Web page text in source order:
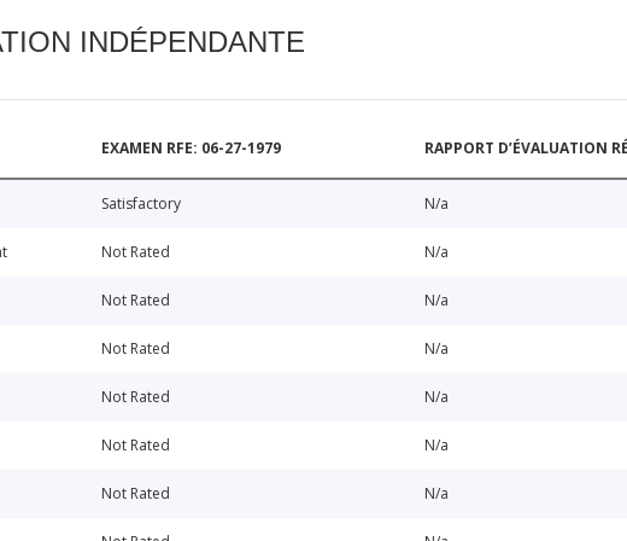
INDÉPENDANTE
EXAMEN RFE: 06-27-1979 RAPPORT D’ÉVALUATION
Satisfactory N/a
Not Rated N/a
Not Rated N/a
Not Rated N/a
Not Rated N/a
Not Rated N/a
Not Rated N/a